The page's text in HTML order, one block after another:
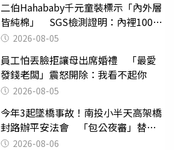
二伯Hahababy千元童裝標示「內外層
皆純棉」 SGS檢測證明：內裡100%
聚酯纖維
2026-08-05
員工怕丟臉拒讓母出席婚禮 「最愛
發錢老闆」震怒開除：我看不起你
2026-08-05
今年3起墜橋事故！南投小半天高架橋
封路辦平安法會 「包公夜審」替亡
魂伸冤
2026-08-06